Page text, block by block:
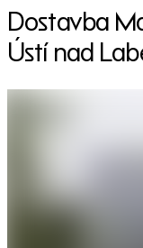
Dostavba
Ústí nad